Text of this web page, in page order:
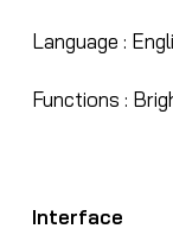
Language :
Functions :
Interface